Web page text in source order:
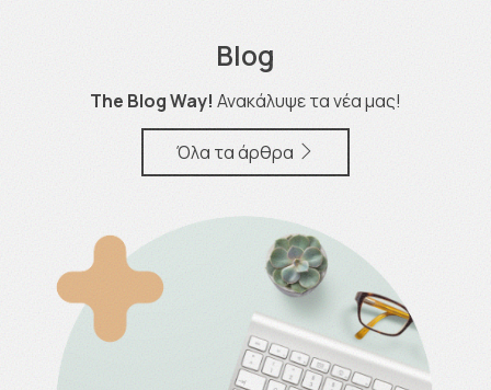
Blog
The Blog Way! Ανακάλυψε τα νέα μας!
Όλα τα άρθρα